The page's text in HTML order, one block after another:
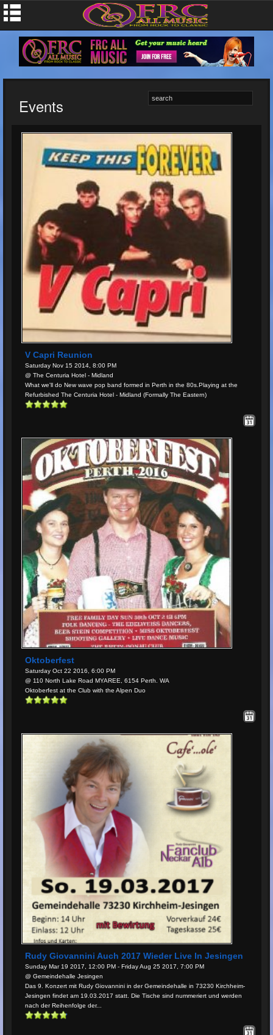
Events
V Capri Reunion
Saturday Nov 15 2014, 8:00 PM
@ The Centuria Hotel - Midland
What we'll do New wave pop band formed in Perth in the 80s.Playing at the
Refurbished The Centuria Hotel - Midland (Formally The Eastern)
Oktoberfest
Saturday Oct 22 2016, 6:00 PM
@ 110 North Lake Road MYAREE, 6154 Perth. WA
Oktoberfest at the Club with the Alpen Duo
Rudy Giovannini Auch 2017 Wieder Live In Jesingen
Sunday Mar 19 2017, 12:00 PM - Friday Aug 25 2017, 7:00 PM
@ Gemeindehalle Jesingen
Das 9. Konzert mit Rudy Giovannini in der Gemeindehalle in 73230 Kirchheim-
Jesingen findet am 19.03.2017 statt. Die Tische sind nummeriert und werden
nach der Reihenfolge der...